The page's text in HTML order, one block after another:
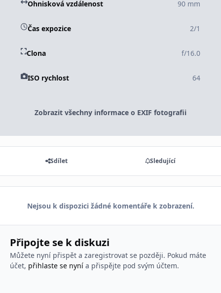
Ohnisková vzdálenost 90 mm
Čas expozice 2/1
Clona f/16.0
ISO rychlost 64
Zobrazit všechny informace o EXIF fotografii
Sdílet Sledující
Nejsou k dispozici žádné komentáře k zobrazení.
Připojte se k diskuzi
Můžete nyní přispět a zaregistrovat se později. Pokud máte
účet, přihlaste se nynía přispějte pod svým účtem.